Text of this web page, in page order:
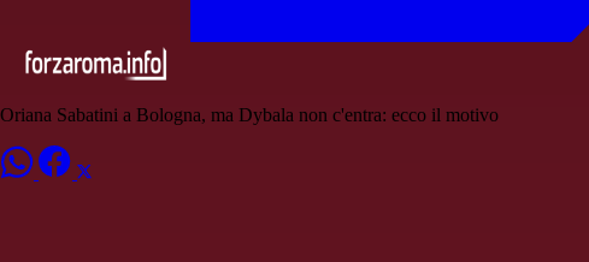
Oriana Sabatini a Bologna, ma Dybala non c'entra: ecco il motivo